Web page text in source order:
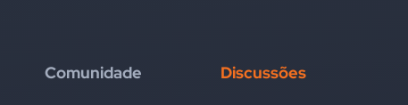
Comunidade Discussões